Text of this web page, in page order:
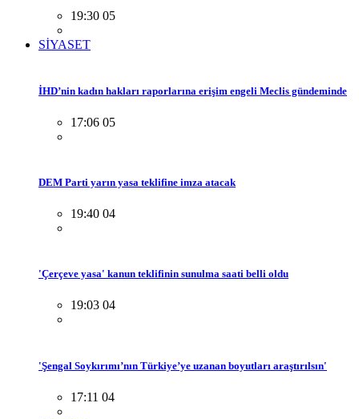
19:30 05
SİYASET
İHD’nin kadın hakları raporlarına erişim engeli Meclis gündeminde
17:06 05
DEM Parti yarın yasa teklifine imza atacak
19:40 04
'Çerçeve yasa' kanun teklifinin sunulma saati belli oldu
19:03 04
'Şengal Soykırımı’nın Türkiye’ye uzanan boyutları araştırılsın'
17:11 04